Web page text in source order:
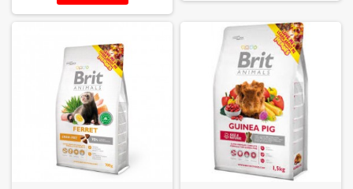
¡Compra el Alfalfa Snack para
momentos llenos de alegría y
salud para tus mascotas!Envase
de 100g